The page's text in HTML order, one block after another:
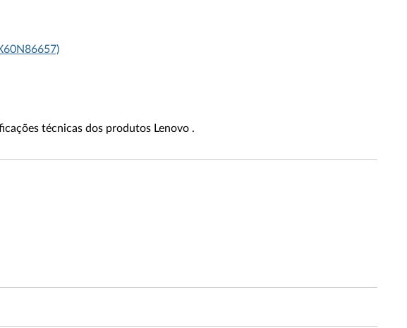
técnicas dos produtos Lenovo .